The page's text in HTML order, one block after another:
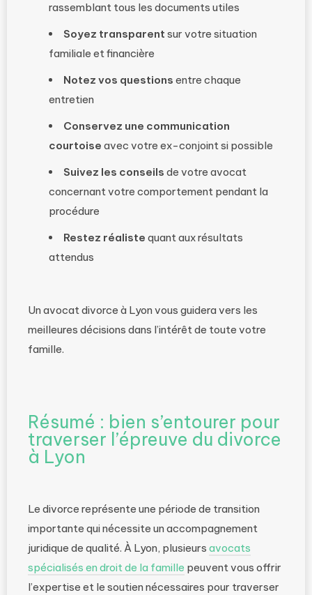
rassemblant tous les documents utiles
Soyez transparent sur votre situation
familiale et financière
Notez vos questions entre chaque
entretien
Conservez une communication
courtoise avec votre ex-conjoint si possible
Suivez les conseils de votre avocat
concernant votre comportement pendant la
procédure
Restez réaliste quant aux résultats
attendus
Un avocat divorce à Lyon vous guidera vers les
meilleures décisions dans l’intérêt de toute votre
famille.
Résumé : bien s’entourer pour
traverser l’épreuve du divorce
à Lyon
Le divorce représente une période de transition
importante qui nécessite un accompagnement
juridique de qualité. À Lyon, plusieurs avocats
spécialisés en droit de la famille peuvent vous offrir
l’expertise et le soutien nécessaires pour traverser